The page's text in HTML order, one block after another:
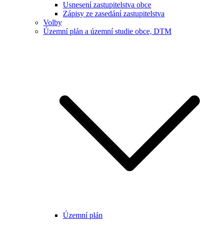
Usnesení zastupitelstva obce
Zápisy ze zasedání zastupitelstva
Volby
Územní plán a územní studie obce, DTM
Územní plán